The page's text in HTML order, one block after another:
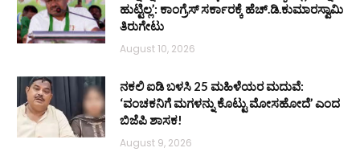
ಹುಟ್ಟಿಲ್ಲ’: ಕಾಂಗ್ರೆಸ್ ಸರ್ಕಾರಕ್ಕೆ ಹೆಚ್.ಡಿ.ಕುಮಾರಸ್ವಾಮಿ
ತಿರುಗೇಟು
August 10, 2026
ನಕಲಿ ಐಡಿ ಬಳಸಿ 25 ಮಹಿಳೆಯರ ಮದುವೆ:
‘ವಂಚಕನಿಗೆ ಮಗಳನ್ನು ಕೊಟ್ಟು ಮೋಸಹೋದೆ’ ಎಂದ
ಬಿಜೆಪಿ ಶಾಸಕ!
August 9, 2026